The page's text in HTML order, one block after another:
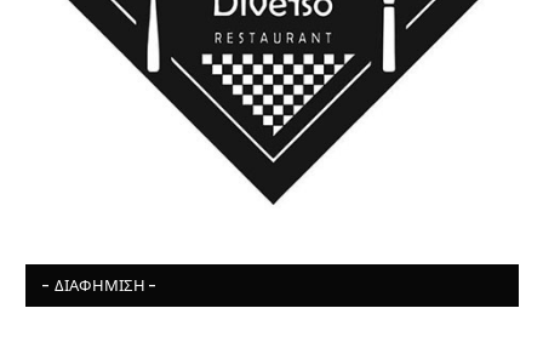
- ΔΙΑΦΉΜΙΣΗ -